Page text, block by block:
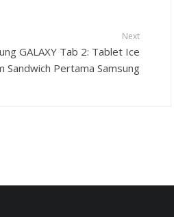
Next
GALAXY Tab 2: Tablet Ice
Sandwich Pertama Samsung